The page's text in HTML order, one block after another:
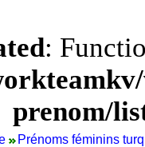
:
prenom/
Prénoms féminins